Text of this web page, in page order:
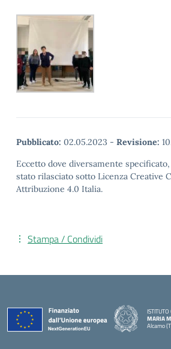
Pubblicato: 02.05.2023 - Revisione:
Eccetto dove diversamente
stato rilasciato sotto Licenza Creative
Attribuzione 4.0 Italia.
Stampa / Condividi
MARIA
Alcamo